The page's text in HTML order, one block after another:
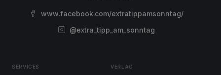
www.facebook.com/extratippamsonntag/
@extra_tipp_am_sonntag
SERVICES VERLAG